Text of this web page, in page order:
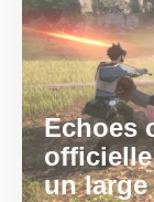
Echoes
un large